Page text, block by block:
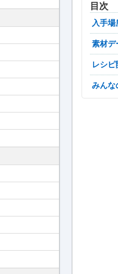
目次
入手
素材
レシ
みん